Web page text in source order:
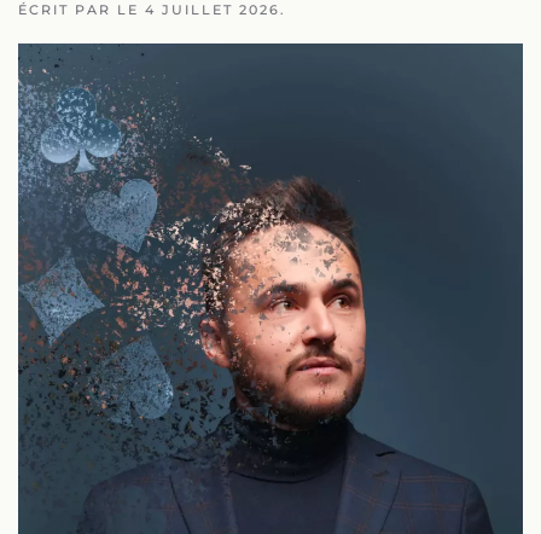
ÉCRIT PAR LE 4 JUILLET 2026.